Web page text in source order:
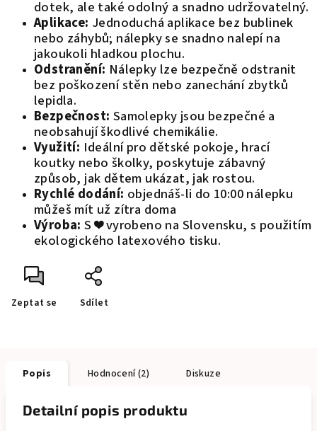
dotek, ale také odolný a snadno udržovatelný.
Aplikace: Jednoduchá aplikace bez bublinek
nebo záhybů; nálepky se snadno nalepí na
jakoukoli hladkou plochu.
Odstranění: Nálepky lze bezpečně odstranit
bez poškození stěn nebo zanechání zbytků
lepidla.
Bezpečnost: Samolepky jsou bezpečné a
neobsahují škodlivé chemikálie.
Využití: Ideální pro dětské pokoje, hrací
koutky nebo školky, poskytuje zábavný
způsob, jak dětem ukázat, jak rostou.
Rychlé dodání: objednáš-li do 10:00 nálepku
můžeš mít už zítra doma
Výroba: S ❤️ vyrobeno na Slovensku, s použitím
ekologického latexového tisku.
Zeptat se Sdílet
Popis Hodnocení (2) Diskuze
Detailní popis produktu